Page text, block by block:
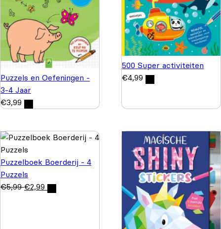
Puzzels en Oefeningen -
3-4 Jaar
€3,99
500 Super activiteiten
€4,99
Puzzelboek Boerderij - 4
Puzzels
€5,99 €2,99